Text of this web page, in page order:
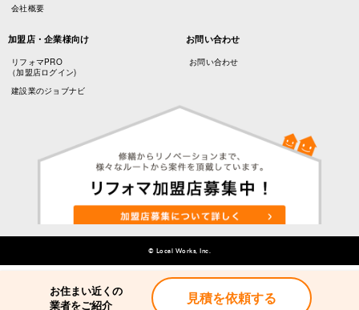
お住まい近くの
業者をご紹介
見積を依頼する
会社概要
加盟店・企業様向け
リフォマPRO
（加盟店ログイン)
建設業のジョブナビ
お問い合わせ
お問い合わせ
© Local Works, Inc.
お住まい近くの
業者をご紹介
見積を依頼する